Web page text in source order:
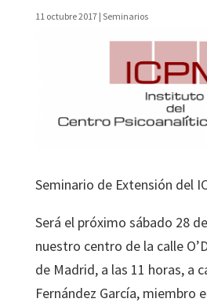
11 octubre 2017| Seminarios
Seminario de Extensión del
Será el próximo sábado 28
nuestro centro de la calle
de Madrid, a las 11 horas, a
Fernández García, miembro